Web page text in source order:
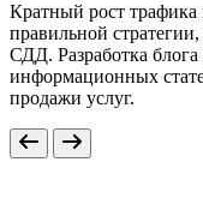
Кратный рост трафика
правильной
СДД. Разработка
информационных
продажи услуг.